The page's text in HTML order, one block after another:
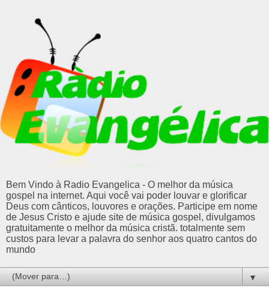
Bem Vindo à Radio Evangelica - O melhor da música
gospel na internet. Aqui você vai poder louvar e glorificar
Deus com cânticos, louvores e orações. Participe em nome
de Jesus Cristo e ajude site de música gospel, divulgamos
gratuitamente o melhor da música cristã. totalmente sem
custos para levar a palavra do senhor aos quatro cantos do
mundo
▼